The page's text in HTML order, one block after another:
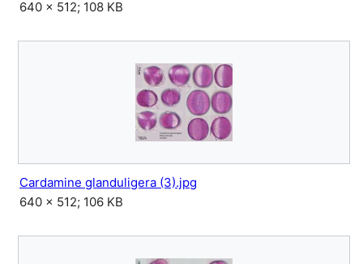
640 × 512; 108 KB
Cardamine glanduligera (3).jpg
640 × 512; 106 KB